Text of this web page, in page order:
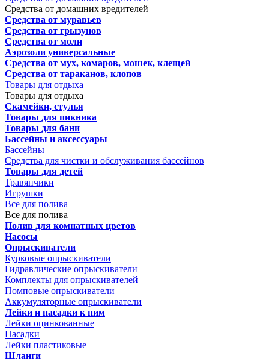
Средства от домашних вредителей
Средства от муравьев
Средства от грызунов
Средства от моли
Аэрозоли универсальные
Средства от мух, комаров, мошек, клещей
Средства от тараканов, клопов
Товары для отдыха
Товары для отдыха
Скамейки, стулья
Товары для пикника
Товары для бани
Бассейны и аксессуары
Бассейны
Средства для чистки и обслуживания бассейнов
Товары для детей
Травянчики
Игрушки
Все для полива
Все для полива
Полив для комнатных цветов
Насосы
Опрыскиватели
Курковые опрыскиватели
Гидравлические опрыскиватели
Комплекты для опрыскивателей
Помповые опрыскиватели
Аккумуляторные опрыскиватели
Лейки и насадки к ним
Лейки оцинкованные
Насадки
Лейки пластиковые
Шланги